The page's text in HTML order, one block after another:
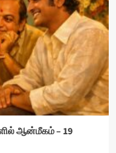
ஆன்மீகம் – 19